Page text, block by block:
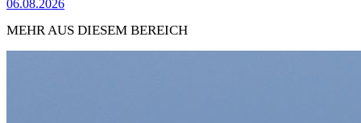
06.08.2026
MEHR AUS DIESEM BEREICH